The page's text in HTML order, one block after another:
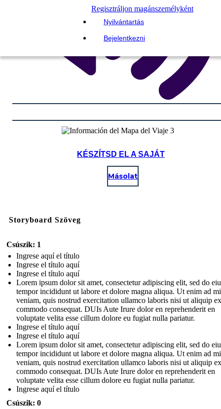
Regisztráljon magánszemélyként
Nyilvántartás
Bejelentkezni
KÉSZÍTSD EL A SAJÁT
Másolat
Storyboard Szöveg
Csúszik: 1
Ingrese aquí el título
Ingrese el título aquí
Ingrese el título aquí
Lorem ipsum dolor sit amet, consectetur adipiscing elit, sed do
tempor incididunt ut labore et dolore magna aliqua. Ut enim ad
veniam, quis nostrud exercitation ullamco laboris nisi ut aliquip
commodo consequat. DUIs Aute Irure dolor en reprehenderit en
voluptate velita esse cillum dolore eu fugiat nulla pariatur.
Ingrese el título aquí
Ingrese el título aquí
Lorem ipsum dolor sit amet, consectetur adipiscing elit, sed do
tempor incididunt ut labore et dolore magna aliqua. Ut enim ad
veniam, quis nostrud exercitation ullamco laboris nisi ut aliquip
commodo consequat. DUIs Aute Irure dolor en reprehenderit en
voluptate velita esse cillum dolore eu fugiat nulla pariatur.
Ingrese aquí el título
Csúszik: 0